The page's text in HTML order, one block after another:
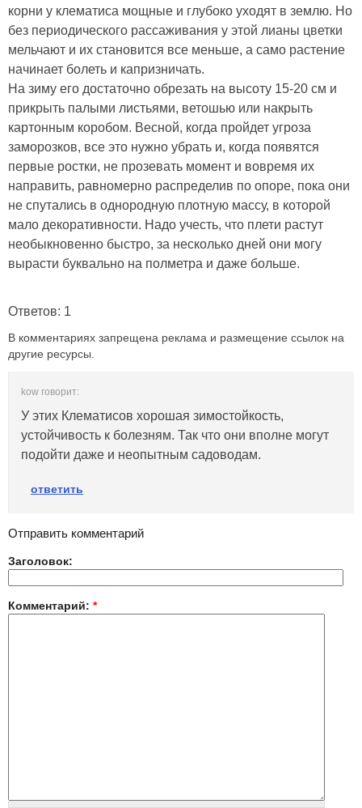
корни у клематиса мощные и глубоко уходят в землю. Но
без периодического рассаживания у этой лианы цветки
мельчают и их становится все меньше, а само растение
начинает болеть и капризничать.
На зиму его достаточно обрезать на высоту 15-20 см и
прикрыть палыми листьями, ветошью или накрыть
картонным коробом. Весной, когда пройдет угроза
заморозков, все это нужно убрать и, когда появятся
первые ростки, не прозевать момент и вовремя их
направить, равномерно распределив по опоре, пока они
не спутались в однородную плотную массу, в которой
мало декоративности. Надо учесть, что плети растут
необыкновенно быстро, за несколько дней они могу
вырасти буквально на полметра и даже больше.
Ответов: 1
В комментариях запрещена реклама и размещение ссылок на
другие ресурсы.
kow говорит:
У этих Клематисов хорошая зимостойкость,
устойчивость к болезням. Так что они вполне могут
подойти даже и неопытным садоводам.
ответить
Отправить комментарий
Заголовок:
Комментарий: *